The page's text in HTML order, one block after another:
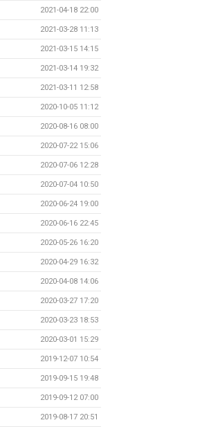
2021-04-18 22:00
2021-03-28 11:13
2021-03-15 14:15
2021-03-14 19:32
2021-03-11 12:58
2020-10-05 11:12
2020-08-16 08:00
2020-07-22 15:06
2020-07-06 12:28
2020-07-04 10:50
2020-06-24 19:00
2020-06-16 22:45
2020-05-26 16:20
2020-04-29 16:32
2020-04-08 14:06
2020-03-27 17:20
2020-03-23 18:53
2020-03-01 15:29
2019-12-07 10:54
2019-09-15 19:48
2019-09-12 07:00
2019-08-17 20:51